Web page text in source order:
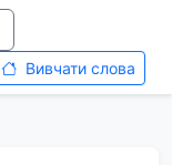
Вивчати слова